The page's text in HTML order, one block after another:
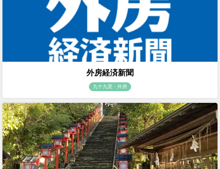
外房経済新聞
九十九里・外房